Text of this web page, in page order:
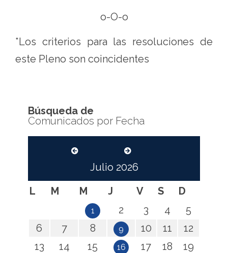
o-O-o
*Los criterios para las resoluciones de
este Pleno son coincidentes
Búsqueda de
Comunicados por Fecha
Julio 2026
L
M M J V S D
1 2 3 4
5
6
7 8 9 10 11
12
13
14 15 16 17 18
19